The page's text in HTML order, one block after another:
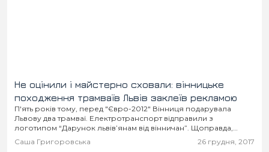
Не оцінили і майстерно сховали: вінницьке
походження трамваїв Львів заклеїв рекламою
П'ять років тому, перед "Євро-2012" Вінниця подарувала
Львову два трамваї. Електротранспорт відправили з
логотипом “Дарунок львів’янам від вінничан”. Щоправда,
надпис не оцінили і відразу заклеїли рекламою. Про це у
Facebook...
Саша Григоровська 26 грудня, 2017